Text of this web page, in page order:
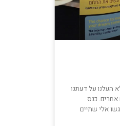
העלנו על דעתנו
כנס
אלי שתיים